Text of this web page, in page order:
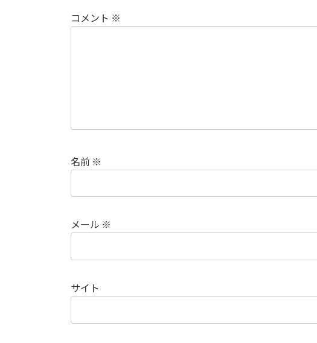
コメント ※
名前 ※
メール ※
サイト